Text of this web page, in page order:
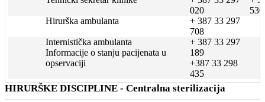
020
530
Hirurška ambulanta
+ 387 33 297
708
Internistička ambulanta
Informacije o stanju pacijenata u
opservaciji
+ 387 33 297
189
+387 33 298
435
HIRURŠKE DISCIPLINE - Centralna sterilizacija